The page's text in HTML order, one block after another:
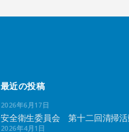
最近の投稿
2026年6月17日
安全衛生委員会 第十二回清掃
2026年4月1日